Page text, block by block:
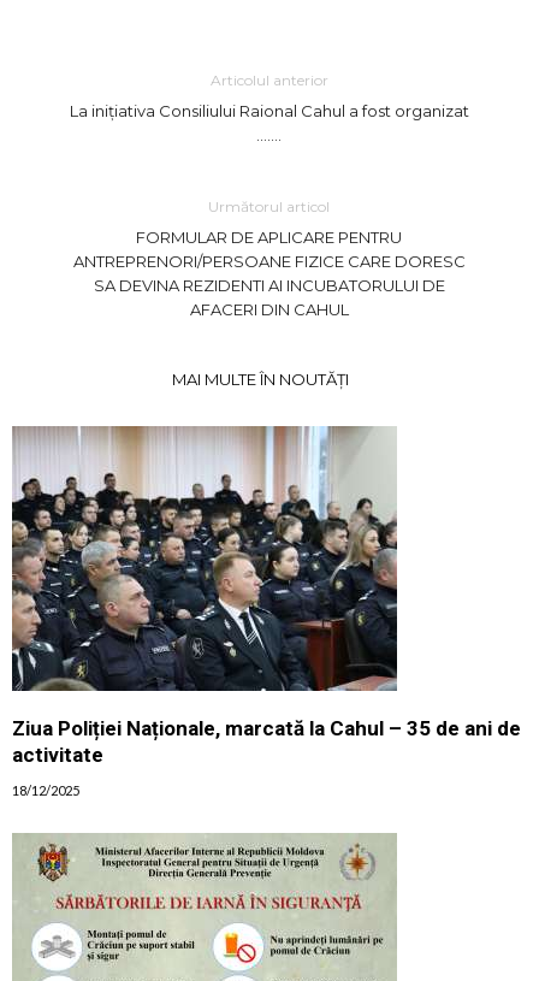
Articolul anterior
La inițiativa Consiliului Raional Cahul a fost organizat
…….
Următorul articol
FORMULAR DE APLICARE PENTRU
ANTREPRENORI/PERSOANE FIZICE CARE DORESC
SA DEVINA REZIDENTI AI INCUBATORULUI DE
AFACERI DIN CAHUL
MAI MULTE ÎN NOUTĂȚI
Ziua Poliției Naționale, marcată la Cahul – 35 de ani de
activitate
18/12/2025